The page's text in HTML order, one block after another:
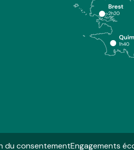
du consentementEngagements